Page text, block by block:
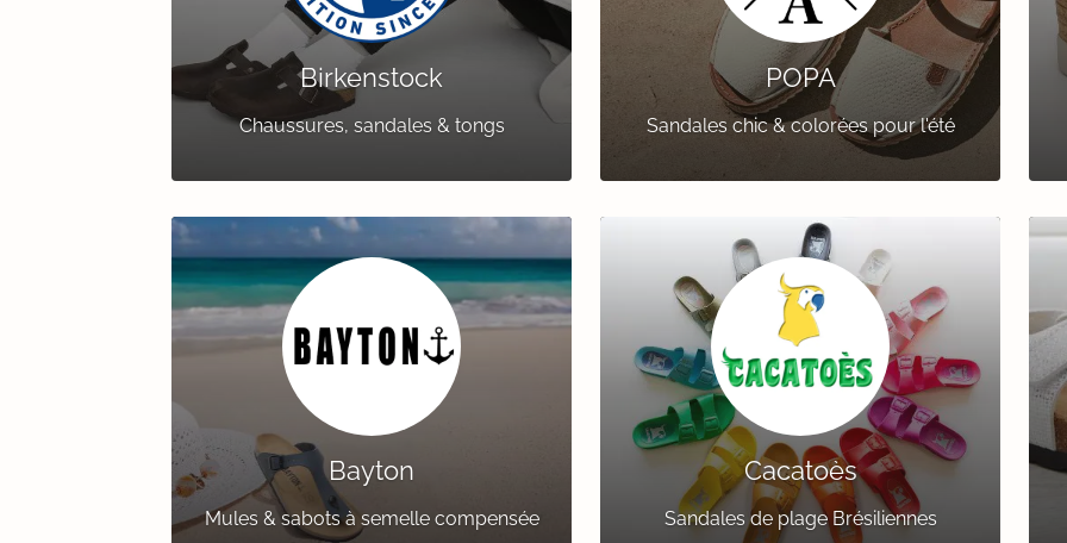
Birkenstock
Chaussures, sandales & tongs
POPA
Sandales chic & colorées pour l'été
Bayton
Mules & sabots à semelle compensée
Cacatoès
Sandales de plage Brésiliennes